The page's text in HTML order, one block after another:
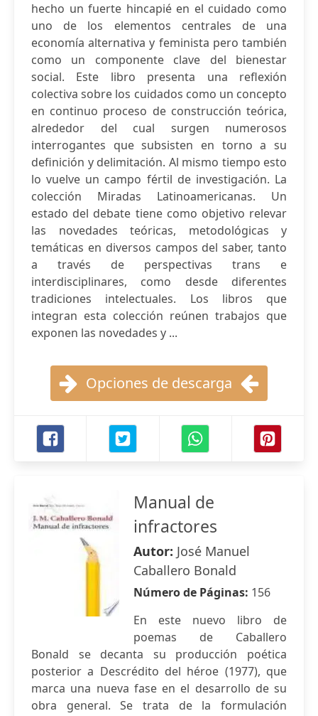
hecho un fuerte hincapié en el cuidado como
uno de los elementos centrales de una
economía alternativa y feminista pero también
como un componente clave del bienestar
social. Este libro presenta una reflexión
colectiva sobre los cuidados como un concepto
en continuo proceso de construcción teórica,
alrededor del cual surgen numerosos
interrogantes que subsisten en torno a su
definición y delimitación. Al mismo tiempo esto
lo vuelve un campo fértil de investigación. La
colección Miradas Latinoamericanas. Un
estado del debate tiene como objetivo relevar
las novedades teóricas, metodológicas y
temáticas en diversos campos del saber, tanto
a través de perspectivas trans e
interdisciplinares, como desde diferentes
tradiciones intelectuales. Los libros que
integran esta colección reúnen trabajos que
exponen las novedades y ...
Opciones de descarga
Manual de
infractores
Autor: José Manuel
Caballero Bonald
Número de Páginas: 156
En este nuevo libro de
poemas de Caballero
Bonald se decanta su producción poética
posterior a Descrédito del héroe (1977), que
marca una nueva fase en el desarrollo de su
obra general. Se trata de la formulación